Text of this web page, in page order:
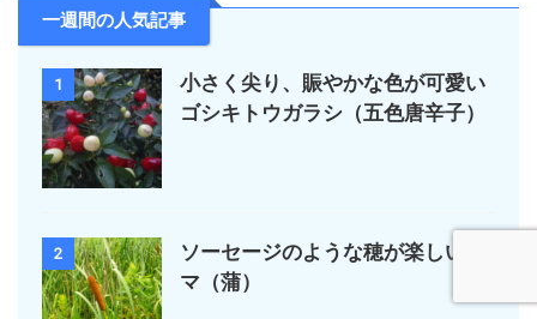
一週間の人気記事
1
小さく尖り、賑やかな色が可愛い
ゴシキトウガラシ（五色唐辛子）
2
ソーセージのような穂が楽しいガ
マ（蒲）